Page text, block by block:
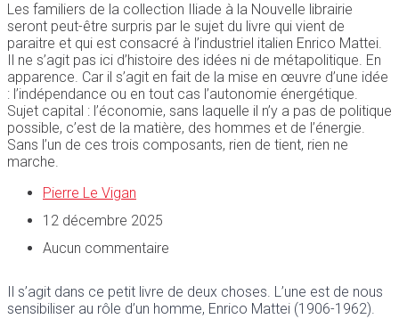
Les familiers de la collection Iliade à la Nouvelle librairie
seront peut-être surpris par le sujet du livre qui vient de
paraitre et qui est consacré à l’industriel italien Enrico Mattei.
Il ne s’agit pas ici d’histoire des idées ni de métapolitique. En
apparence. Car il s’agit en fait de la mise en œuvre d’une idée
: l’indépendance ou en tout cas l’autonomie énergétique.
Sujet capital : l’économie, sans laquelle il n’y a pas de politique
possible, c’est de la matière, des hommes et de l’énergie.
Sans l’un de ces trois composants, rien de tient, rien ne
marche.
Pierre Le Vigan
12 décembre 2025
Aucun commentaire
Il s’agit dans ce petit livre de deux choses. L’une est de nous
sensibiliser au rôle d’un homme, Enrico Mattei (1906-1962).